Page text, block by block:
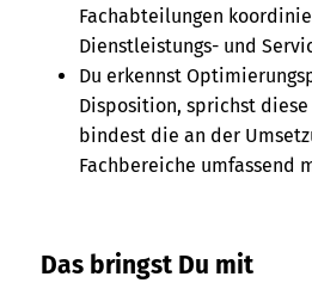
Fachabteilungen
Dienstleistungs- und
Du erkennst
Disposition, sprichst
bindest die an der
Fachbereiche umfassend
Das bringst Du mit